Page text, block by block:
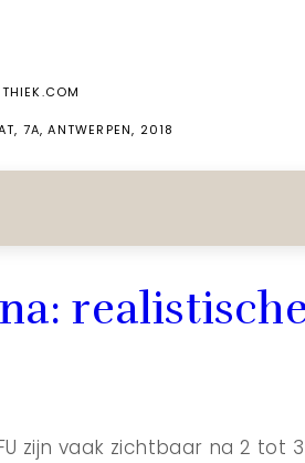
7A, ANTWERPEN, 2018
zijn vaak zichtbaar na 2